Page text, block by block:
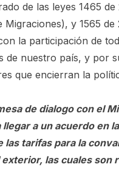
de las leyes 1465 de
Migraciones), y 1565 de
la participación de
de nuestro país, y por
que encierran la
de dialogo con el
llegar a un acuerdo en la
las tarifas para la
las cuales son